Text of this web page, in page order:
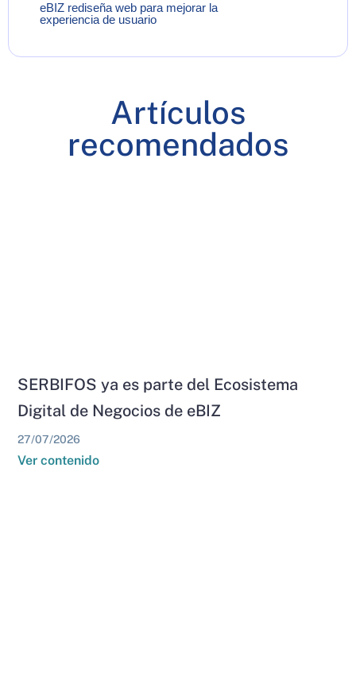
eBIZ rediseña web para mejorar la
experiencia de usuario
Artículos
recomendados
SERBIFOS ya es parte del Ecosistema
Digital de Negocios de eBIZ
27/07/2026
Ver contenido